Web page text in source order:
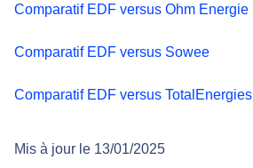
Comparatif EDF versus Ohm Energie
Comparatif EDF versus Sowee
Comparatif EDF versus TotalEnergies
Mis à jour le 13/01/2025